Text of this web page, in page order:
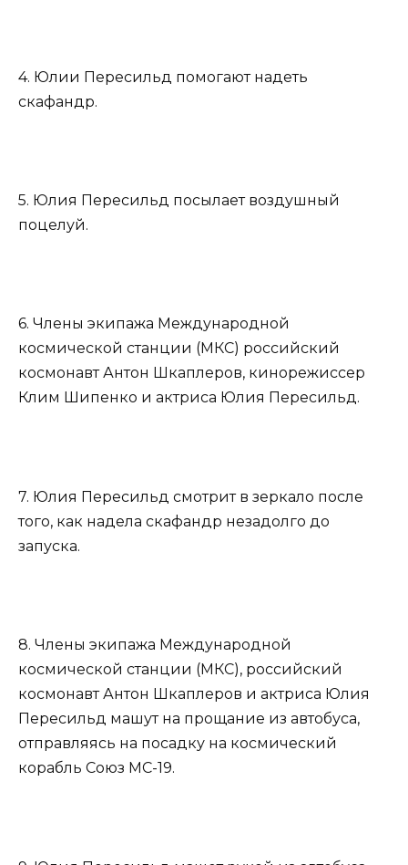
4. Юлии Пересильд помогают надеть
скафандр.
5. Юлия Пересильд посылает воздушный
поцелуй.
6. Члены экипажа Международной
космической станции (МКС) российский
космонавт Антон Шкаплеров, кинорежиссер
Клим Шипенко и актриса Юлия Пересильд.
7. Юлия Пересильд смотрит в зеркало после
того, как надела скафандр незадолго до
запуска.
8. Члены экипажа Международной
космической станции (МКС), российский
космонавт Антон Шкаплеров и актриса Юлия
Пересильд машут на прощание из автобуса,
отправляясь на посадку на космический
корабль Союз МС-19.